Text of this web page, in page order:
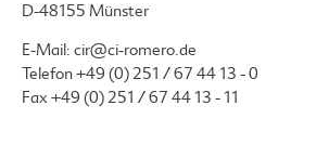
D-48155 Münster
E-Mail: cir@ci-romero.de
Telefon+49 (0) 251 / 67 44 13 - 0
Fax +49 (0) 251 / 67 44 13 - 11